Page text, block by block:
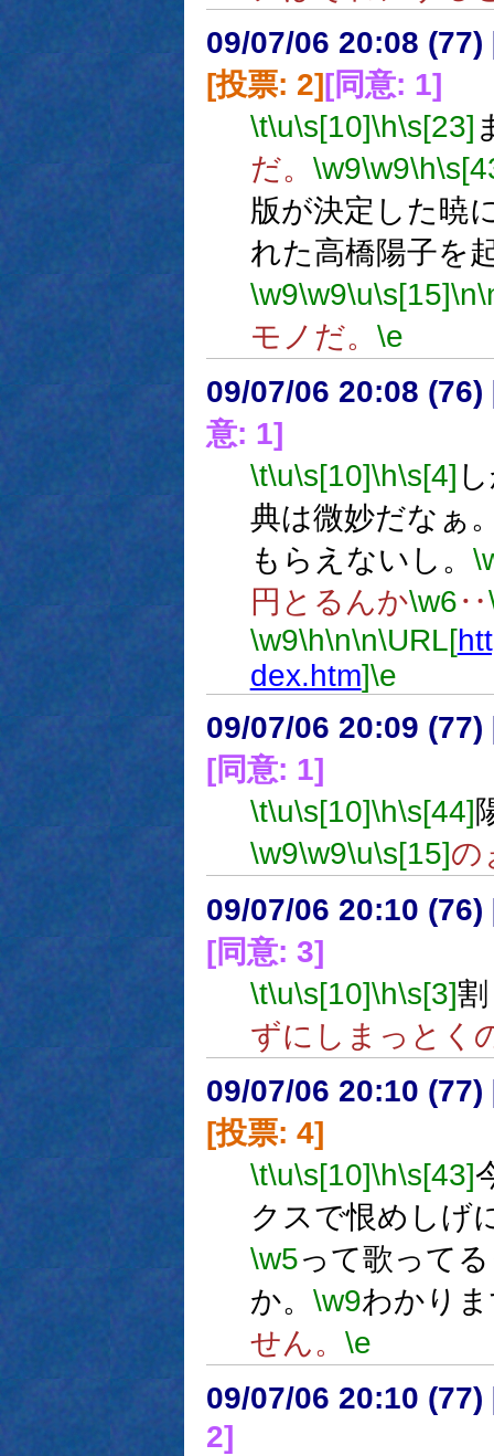
09/07/06 20:08 (77)
[投票: 2][同意: 1]
\t\u\s[10]\h\s[23]
だ。 \w9\w9\h
版が決定した暁
れた高橋陽子を
\w9\w9\u\s[15]\n
モノだ。 \e
09/07/06 20:08 (76)
意: 1]
\t\u\s[10]\h\s[4]
典は微妙だなぁ
もらえないし。
円とるんか\w6‥
\w9\h\n\n\URL[
dex.htm]\e
09/07/06 20:09 (77)
[同意: 1]
\t\u\s[10]\h\s[44]
\w9\w9\u\s[15]の
09/07/06 20:10 (76)
[同意: 3]
\t\u\s[10]\h\s[3]
ずにしまっとく
09/07/06 20:10 (77)
[投票: 4]
\t\u\s[10]\h\s[43]
クスで恨めしげ
\w5って歌って
か。 \w9わかり
せん。 \e
09/07/06 20:10 (77)
2]